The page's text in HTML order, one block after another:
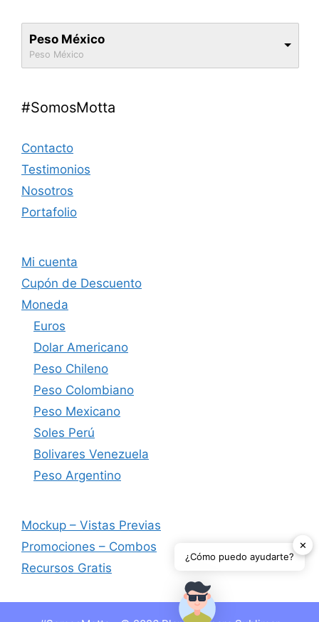
Peso México
Peso México
#SomosMotta
Contacto
Testimonios
Nosotros
Portafolio
Mi cuenta
Cupón de Descuento
Moneda
Euros
Dolar Americano
Peso Chileno
Peso Colombiano
Peso Mexicano
Soles Perú
Bolivares Venezuela
Peso Argentino
Mockup – Vistas Previas
Promociones – Combos
Recursos Gratis
✕
¿Cómo puedo ayudarte?